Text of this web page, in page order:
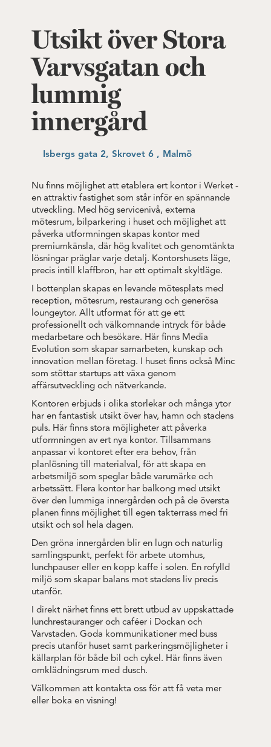
Utsikt över Stora
Varvsgatan och
lummig
innergård
Isbergs gata 2, Skrovet 6 , Malmö
Nu finns möjlighet att etablera ert kontor i Werket -
en attraktiv fastighet som står inför en spännande
utveckling. Med hög servicenivå, externa
mötesrum, bilparkering i huset och möjlighet att
påverka utformningen skapas kontor med
premiumkänsla, där hög kvalitet och genomtänkta
lösningar präglar varje detalj. Kontorshusets läge,
precis intill klaffbron, har ett optimalt skyltläge.
I bottenplan skapas en levande mötesplats med
reception, mötesrum, restaurang och generösa
loungeytor. Allt utformat för att ge ett
professionellt och välkomnande intryck för både
medarbetare och besökare. Här finns Media
Evolution som skapar samarbeten, kunskap och
innovation mellan företag. I huset finns också Minc
som stöttar startups att växa genom
affärsutveckling och nätverkande.
Kontoren erbjuds i olika storlekar och många ytor
har en fantastisk utsikt över hav, hamn och stadens
puls. Här finns stora möjligheter att påverka
utformningen av ert nya kontor. Tillsammans
anpassar vi kontoret efter era behov, från
planlösning till materialval, för att skapa en
arbetsmiljö som speglar både varumärke och
arbetssätt. Flera kontor har balkong med utsikt
över den lummiga innergården och på de översta
planen finns möjlighet till egen takterrass med fri
utsikt och sol hela dagen.
Den gröna innergården blir en lugn och naturlig
samlingspunkt, perfekt för arbete utomhus,
lunchpauser eller en kopp kaffe i solen. En rofylld
miljö som skapar balans mot stadens liv precis
utanför.
I direkt närhet finns ett brett utbud av uppskattade
lunchrestauranger och caféer i Dockan och
Varvstaden. Goda kommunikationer med buss
precis utanför huset samt parkeringsmöjligheter i
källarplan för både bil och cykel. Här finns även
omklädningsrum med dusch.
Välkommen att kontakta oss för att få veta mer
eller boka en visning!